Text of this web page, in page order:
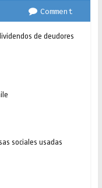
Comment
de deudores
sociales usadas